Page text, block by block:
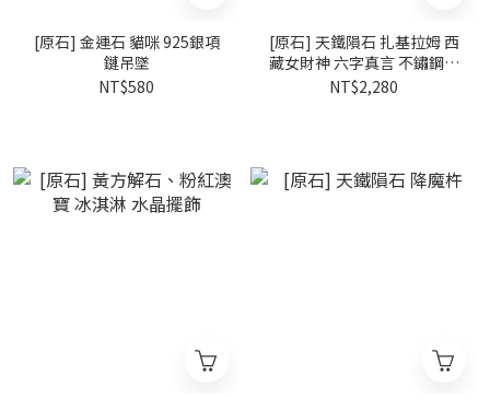
[原石] 金運石 貓咪 925銀項
鏈吊墜
NT$580
[原石] 天鐵隕石 扎基拉姆 西
藏女財神 六字真言 不鏽鋼戒
指
NT$2,280